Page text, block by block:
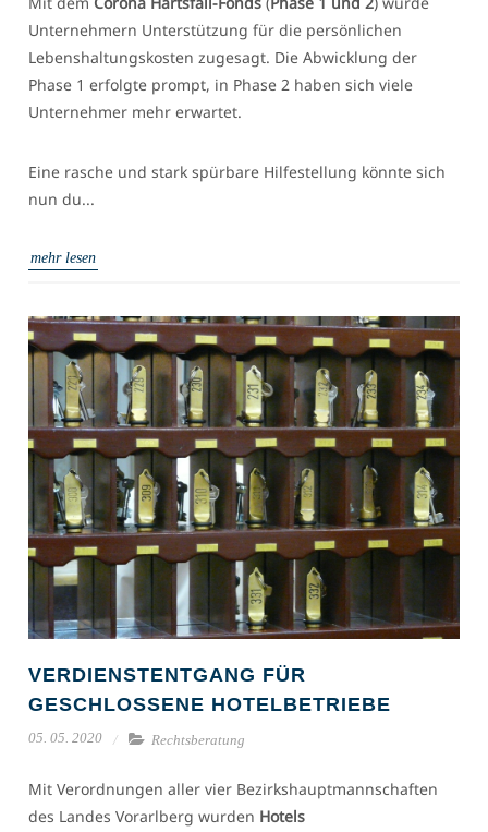
Unternehmern Unterstützung für die persönlichen
Lebenshaltungskosten zugesagt. Die Abwicklung der
Phase 1 erfolgte prompt, in Phase 2 haben sich viele
Unternehmer mehr erwartet.
Eine rasche und stark spürbare Hilfestellung könnte sich
nun du...
mehr lesen
VERDIENSTENTGANG FÜR
GESCHLOSSENE HOTELBETRIEBE
05. 05. 2020 Rechtsberatung
Mit Verordnungen aller vier Bezirkshauptmannschaften
des Landes Vorarlberg wurden Hotels